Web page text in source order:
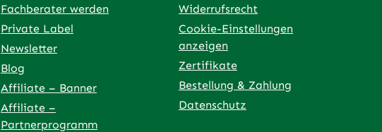
Fachberater werden
Private Label
Newsletter
Blog
Affiliate – Banner
Affiliate –
Partnerprogramm
Widerrufsrecht
Cookie-Einstellungen
anzeigen
Zertifikate
Bestellung & Zahlung
Datenschutz